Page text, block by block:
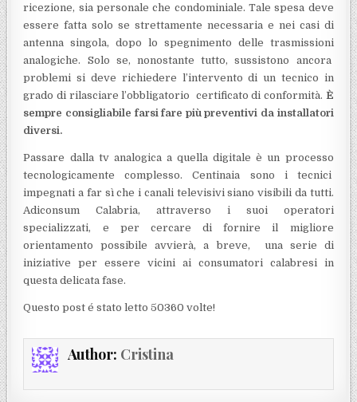
ricezione, sia personale che condominiale. Tale spesa deve
essere fatta solo se strettamente necessaria e nei casi di
antenna singola, dopo lo spegnimento delle trasmissioni
analogiche. Solo se, nonostante tutto, sussistono ancora
problemi si deve richiedere l’intervento di un tecnico in
grado di rilasciare l’obbligatorio certificato di conformità. È
sempre consigliabile farsi fare più preventivi da installatori
diversi.
Passare dalla tv analogica a quella digitale è un processo
tecnologicamente complesso. Centinaia sono i tecnici
impegnati a far sì che i canali televisivi siano visibili da tutti.
Adiconsum Calabria, attraverso i suoi operatori
specializzati, e per cercare di fornire il migliore
orientamento possibile avvierà, a breve, una serie di
iniziative per essere vicini ai consumatori calabresi in
questa delicata fase.
Questo post é stato letto 50360 volte!
Author: Cristina